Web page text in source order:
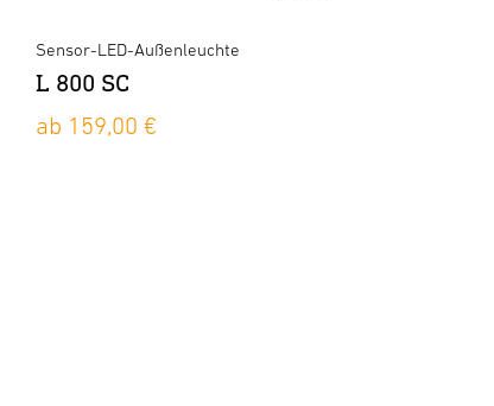
Sensor-LED-Außenleuchte
L 800 SC
ab 159,00 €